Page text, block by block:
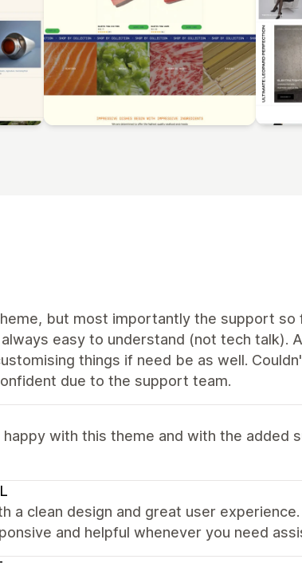
but most importantly the support
easy to understand (not tech talk).
things if need be as well.
due to the support team.
with this theme and with the added
a clean design and great user
and helpful whenever you need